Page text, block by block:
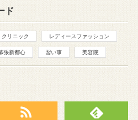
ド
クリニック レディースファッション
張新都心 習い事 美容院